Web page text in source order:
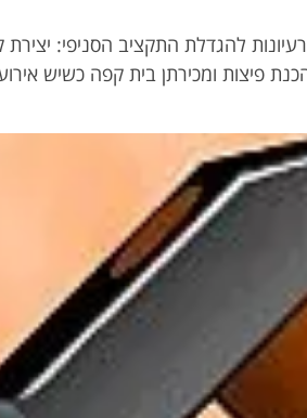
להגדלת התקציב הסניפי:
פיצות ומכירתן בית קפה כשיש